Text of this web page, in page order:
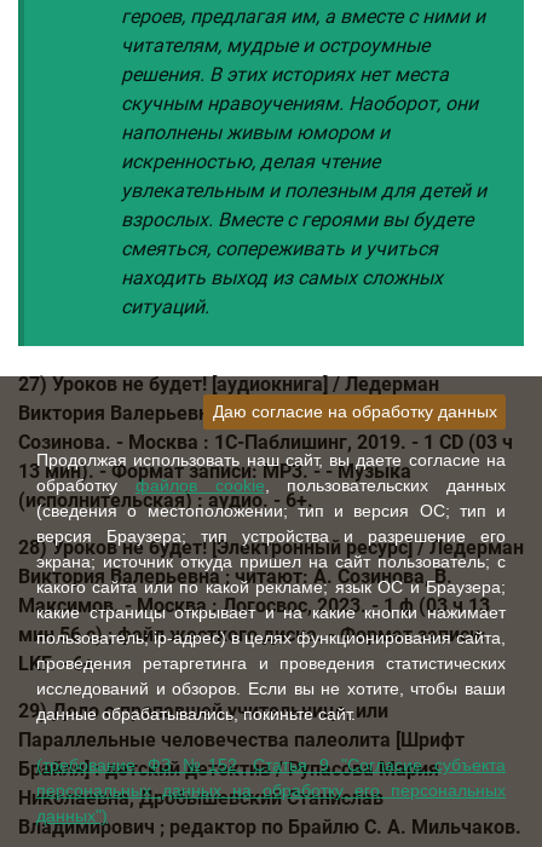
героев, предлагая им, а вместе с ними и
читателям, мудрые и остроумные
решения. В этих историях нет места
скучным нравоучениям. Наоборот, они
наполнены живым юмором и
искренностью, делая чтение
увлекательным и полезным для детей и
взрослых. Вместе с героями вы будете
смеяться, сопереживать и учиться
находить выход из самых сложных
ситуаций.
27) Уроков не будет! [аудиокнига] / Ледерман
Виктория Валерьевна ; читают: В. Максимов, А.
Созинова. - Москва : 1С-Паблишинг, 2019. - 1 CD (03 ч
13 мин). - Формат записи: МР3. - - Музыка
(исполнительская) : аудио. - 6+.
28) Уроков не будет! [Электронный ресурс] / Ледерман
Виктория Валерьевна ; читают: А. Созинова, В.
Максимов. - Москва : Логосвос, 2023. - 1 ф (03 ч 13
мин 56 с) ; файл жесткого диска. - Формат записи:
LKF. - 6+.
29) Дело о пропавшей учительнице, или
Параллельные человечества палеолита [Шрифт
Брайля] : детский детектив / Рупасова Мария
Николаевна, Дробышевский Станислав
Владимирович ; редактор по Брайлю С. А. Мильчаков.
Даю согласие на обработку данных
Продолжая использовать наш сайт, вы даете согласие на
обработкуфайлов cookie, пользовательских данных
(сведения о местоположении; тип и версия ОС; тип и
версия Браузера; тип устройства и разрешение его
экрана; источник откуда пришел на сайт пользователь; с
какого сайта или по какой рекламе; язык ОС и Браузера;
какие страницы открывает и на какие кнопки нажимает
пользователь; ip-адрес) в целях функционирования сайта,
проведения ретаргетинга и проведения статистических
исследований и обзоров. Если вы не хотите, чтобы ваши
данные обрабатывались, покиньте сайт.
(требование ФЗ №152. Статья 9 "Согласие субъекта
персональных данных на обработку его персональных
данных")